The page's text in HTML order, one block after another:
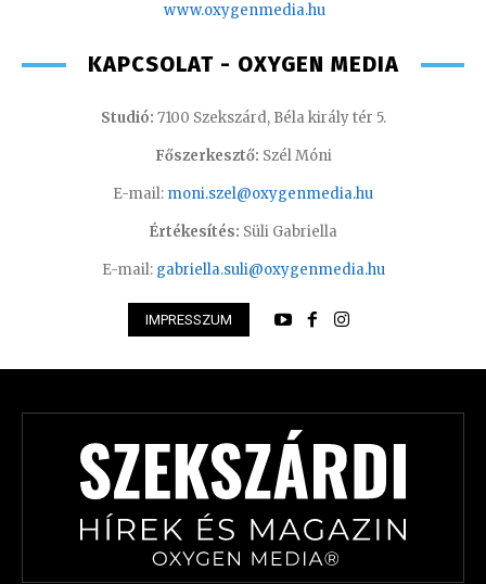
www.oxygenmedia.hu
KAPCSOLAT - OXYGEN MEDIA
Studió: 7100 Szekszárd, Béla király tér 5.
Főszerkesztő: Szél Móni
E-mail: moni.szel@oxygenmedia.hu
Értékesítés: Süli Gabriella
E-mail: gabriella.suli@oxygenmedia.hu
IMPRESSZUM